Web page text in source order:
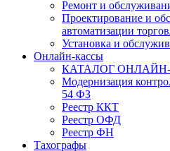
Ремонт и
Проектирование и
автоматизации
Установка и
Онлайн-кассы
КАТАЛОГ
Модернизация
54 ФЗ
Реестр ККТ
Реестр ОФД
Реестр ФН
Тахографы